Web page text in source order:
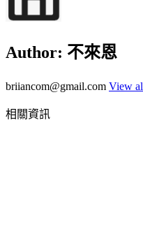
Author: 不來恩
briiancom@gmail.com View
相關資訊